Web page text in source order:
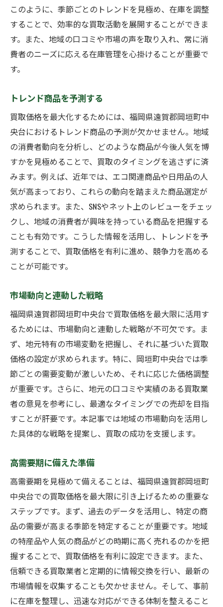
このように、季節ごとのトレンドを見極め、在庫を調整
することで、効率的な買取活動を展開することができま
す。また、地域の口コミや市場の声を取り入れ、常に消
費者のニーズに応える在庫管理を心掛けることが重要で
す。
トレンド商品を予測する
買取価格を最大化するためには、福岡県遠賀郡岡垣町中
央台におけるトレンド商品の予測が欠かせません。地域
の消費者動向を分析し、どのような商品が今後人気を博
すかを見極めることで、買取のタイミングを逃さずに済
みます。例えば、近年では、エコ関連商品や日用品の人
気が高まっており、これらの動向を踏まえた商品選定が
求められます。また、SNSやネット上のレビューをチェッ
クし、地域の消費者が興味を持っている商品を把握する
ことも有効です。こうした情報を活用し、トレンドを予
測することで、買取価格を有利に進め、競争力を高める
ことが可能です。
市場動向と連動した戦略
福岡県遠賀郡岡垣町中央台で買取価格を最大限に活用す
るためには、市場動向と連動した戦略が不可欠です。ま
ず、地元特有の市場変動を把握し、それに基づいた買取
価格の設定が求められます。特に、岡垣町中央台では季
節ごとの需要変動が激しいため、それに応じた価格調整
が重要です。さらに、地元の口コミや実績のある買取業
者の意見を参考にし、最適なタイミングでの売却を目指
すことが肝要です。本記事では地域の市場動向を活用し
た具体的な戦略を提案し、買取の成功を支援します。
高需要期に備えた準備
高需要期を見極めて備えることは、福岡県遠賀郡岡垣町
中央台での買取価格を最大限に引き上げるための重要な
ステップです。まず、過去のデータを活用し、特定の商
品の需要が高まる季節を特定することが重要です。地域
の特産品や人気の商品がどの時期に高く売れるのかを把
握することで、買取価格を有利に設定できます。また、
信頼できる買取業者と定期的に情報交換を行い、最新の
市場情報を収集することも欠かせません。そして、事前
に在庫を整理し、迅速な対応ができる体制を整えること